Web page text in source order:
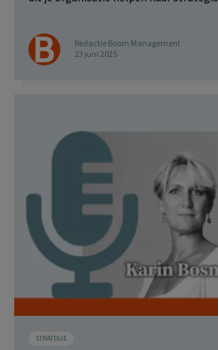
Redactie Boom Management
23 juni 2025
STRATEGIE